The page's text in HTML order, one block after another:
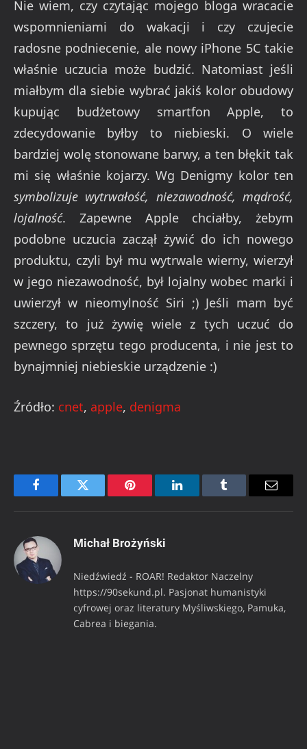
Nie wiem, czy czytając mojego bloga wracacie
wspomnieniami do wakacji i czy czujecie
radosne podniecenie, ale nowy iPhone 5C takie
właśnie uczucia może budzić. Natomiast jeśli
miałbym dla siebie wybrać jakiś kolor obudowy
kupując budżetowy smartfon Apple, to
zdecydowanie byłby to niebieski. O wiele
bardziej wolę stonowane barwy, a ten błękit tak
mi się właśnie kojarzy. Wg Denigmy kolor ten
symbolizuje wytrwałość, niezawodność, mądrość,
lojalność. Zapewne Apple chciałby, żebym
podobne uczucia zaczął żywić do ich nowego
produktu, czyli był mu wytrwale wierny, wierzył
w jego niezawodność, był lojalny wobec marki i
uwierzył w nieomylność Siri ;) Jeśli mam być
szczery, to już żywię wiele z tych uczuć do
pewnego sprzętu tego producenta, i nie jest to
bynajmniej niebieskie urządzenie :)
Źródło: cnet, apple, denigma
FacebookTwitter Pinterest LinkedInTumblr Email
Michał Brożyński
Niedźwiedź - ROAR! Redaktor Naczelny
https://90sekund.pl. Pasjonat humanistyki
cyfrowej oraz literatury Myśliwskiego, Pamuka,
Cabrea i biegania.